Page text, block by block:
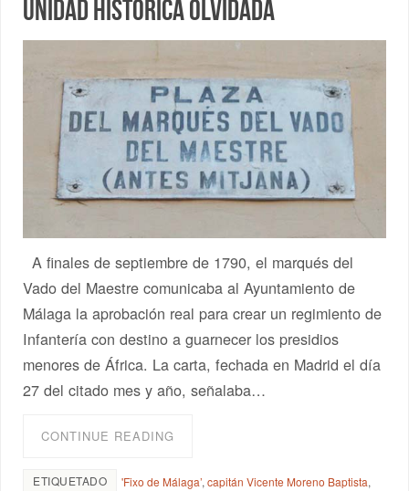
unidad histórica olvidada
A finales de septiembre de 1790, el marqués del
Vado del Maestre comunicaba al Ayuntamiento de
Málaga la aprobación real para crear un regimiento de
Infantería con destino a guarnecer los presidios
menores de África. La carta, fechada en Madrid el día
27 del citado mes y año, señalaba…
CONTINUE READING
ETIQUETADO 'Fixo de Málaga’,capitán Vicente Moreno Baptista,